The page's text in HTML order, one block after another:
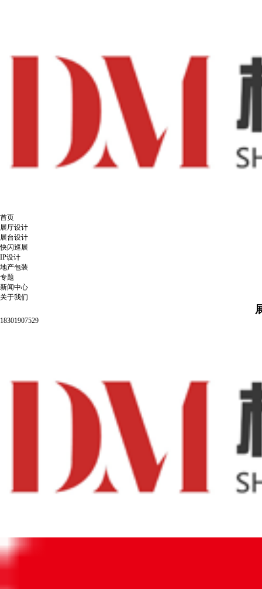
首页
展厅设计
展台设计
快闪巡展
IP设计
地产包装
专题
新闻中心
关于我们
18301907529